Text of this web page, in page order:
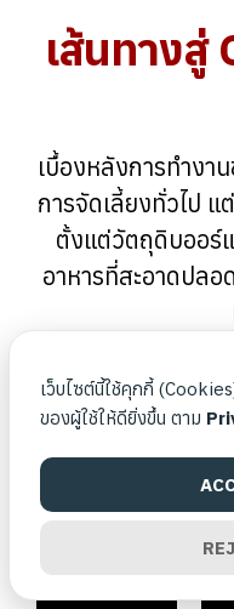
เส้นทางสู่
เบื้องหลังการทำงา
การจัดเลี้ยงทั่วไป แ
ตั้งแต่วัตถุดิบออร์
อาหารที่สะอาดปลอ
เว็บไซต์นี้ใช้คุกกี้
ของผู้ใช้ให้ดียิ่งขึ้น ตาม